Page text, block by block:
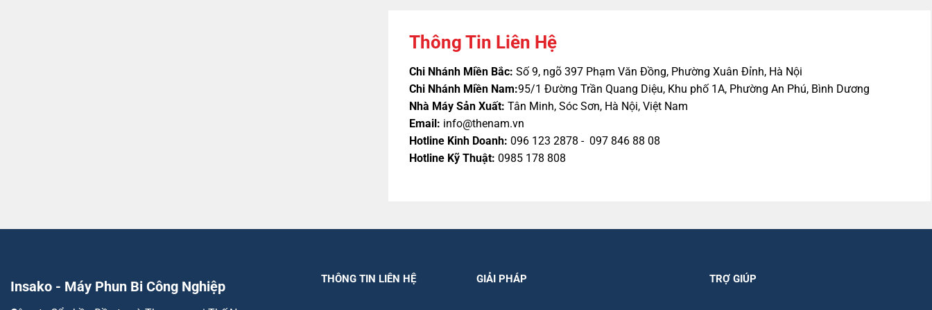
Thông Tin Liên Hệ
Chi Nhánh Miền Bắc: Số 9, ngõ 397 Phạm Văn Đồng, Phường Xuân Đỉnh, Hà Nội
Chi Nhánh Miền Nam:95/1 Đường Trần Quang Diệu, Khu phố 1A, Phường An Phú, Bình Dương
Nhà Máy Sản Xuất: Tân Minh, Sóc Sơn, Hà Nội, Việt Nam
Email: info@thenam.vn
Hotline Kinh Doanh: 096 123 2878 - 097 846 88 08
Hotline Kỹ Thuật: 0985 178 808
Insako - Máy Phun Bi Công Nghiệp THÔNG TIN LIÊN HỆ GIẢI PHÁP TRỢ GIÚP